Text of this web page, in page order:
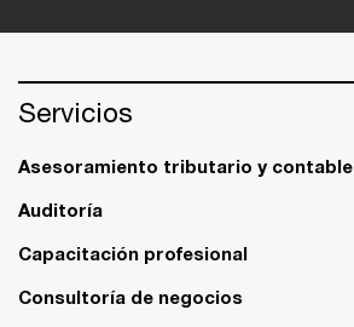
Servicios
Asesoramiento tributario y contable
Auditoría
Capacitación profesional
Consultoría de negocios